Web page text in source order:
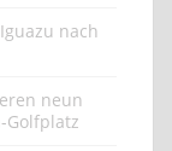
nach
neun
Golfplatz